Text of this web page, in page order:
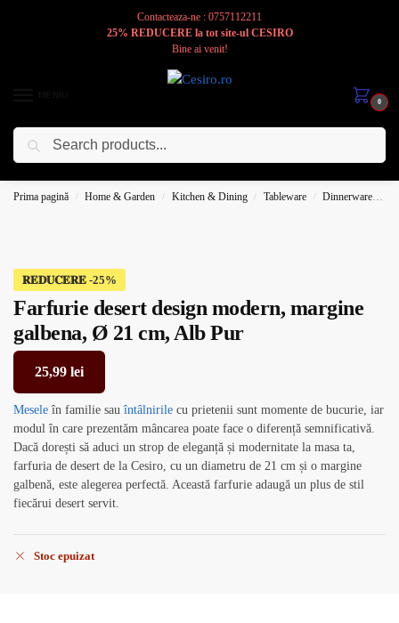
Contacteaza-ne : 0757112211
25% REDUCERE la tot site-ul CESIRO
Bine ai venit!
0
Cesiro
Prima pagină / Home & Garden / Kitchen & Dining / Tableware / Dinnerware
𝐑𝐄𝐃𝐔𝐂𝐄𝐑𝐄
Farfurie desert design modern, margine
galbena, Ø 21 cm, Alb Pur
25,99 lei
Mesele în familie sau întâlnirile cu prietenii sunt momente de bucurie, iar
modul în care prezentăm mâncarea poate face o diferență semnificativă.
Dacă dorești să aduci un strop de eleganță și modernitate la masa ta,
farfuria de desert de la Cesiro, cu un diametru de 21 cm și o margine
galbenă, este alegerea perfectă. Această farfurie adaugă un plus de stil
fiecărui desert servit.
Stoc epuizat